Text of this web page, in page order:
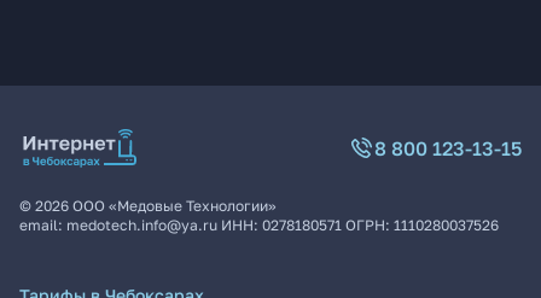
8 800 123-13-15
© 2026 ООО «Медовые Технологии»
email: medotech.info@ya.ru ИНН: 0278180571 ОГРН: 1110280037526